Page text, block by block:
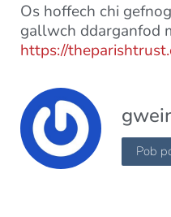
Os hoffech chi
gallwch ddarganfod
https://
Pob